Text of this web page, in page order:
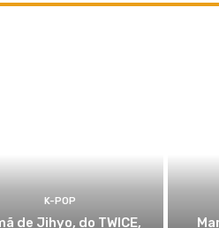
K-POP
de Jihyo, do TWICE,